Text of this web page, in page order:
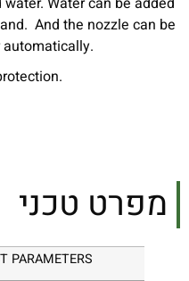
And the nozzle can be
automatically.
מפרט טכני
PARAMETERS